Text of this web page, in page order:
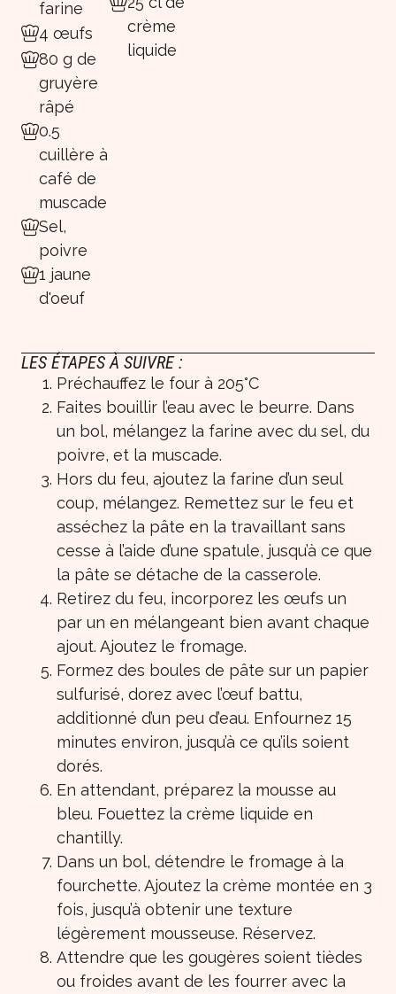
farine
4 œufs
80 g de
gruyère
râpé
0.5
cuillère à
café de
muscade
Sel,
poivre
1 jaune
d'oeuf
crème
liquide
LES ÉTAPES À SUIVRE :
Préchauffez le four à 205°C
Faites bouillir l’eau avec le beurre. Dans
un bol, mélangez la farine avec du sel, du
poivre, et la muscade.
Hors du feu, ajoutez la farine d’un seul
coup, mélangez. Remettez sur le feu et
asséchez la pâte en la travaillant sans
cesse à l’aide d’une spatule, jusqu’à ce que
la pâte se détache de la casserole.
Retirez du feu, incorporez les œufs un
par un en mélangeant bien avant chaque
ajout. Ajoutez le fromage.
Formez des boules de pâte sur un papier
sulfurisé, dorez avec l’œuf battu,
additionné d’un peu d’eau. Enfournez 15
minutes environ, jusqu’à ce qu’ils soient
dorés.
En attendant, préparez la mousse au
bleu. Fouettez la crème liquide en
chantilly.
Dans un bol, détendre le fromage à la
fourchette. Ajoutez la crème montée en 3
fois, jusqu’à obtenir une texture
légèrement mousseuse. Réservez.
Attendre que les gougères soient tièdes
ou froides avant de les fourrer avec la